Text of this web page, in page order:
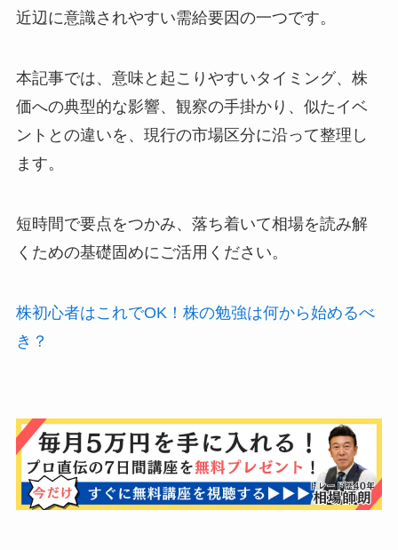
近辺に意識されやすい需給要因の一つです。
本記事では、意味と起こりやすいタイミング、株
価への典型的な影響、観察の手掛かり、似たイベ
ントとの違いを、現行の市場区分に沿って整理し
ます。
短時間で要点をつかみ、落ち着いて相場を読み解
くための基礎固めにご活用ください。
株初心者はこれでOK！株の勉強は何から始めるべ
き？